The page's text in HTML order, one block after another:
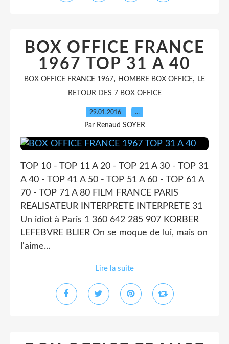
BOX OFFICE FRANCE
1967 TOP 31 A 40
BOX OFFICE FRANCE 1967, HOMBRE BOX OFFICE, LE
RETOUR DES 7 BOX OFFICE
29.01.2016 …
Par Renaud SOYER
TOP 10 - TOP 11 A 20 - TOP 21 A 30 - TOP 31
A 40 - TOP 41 A 50 - TOP 51 A 60 - TOP 61 A
70 - TOP 71 A 80 FILM FRANCE PARIS
REALISATEUR INTERPRETE INTERPRETE 31
Un idiot à Paris 1 360 642 285 907 KORBER
LEFEBVRE BLIER On se moque de lui, mais on
l'aime...
Lire la suite